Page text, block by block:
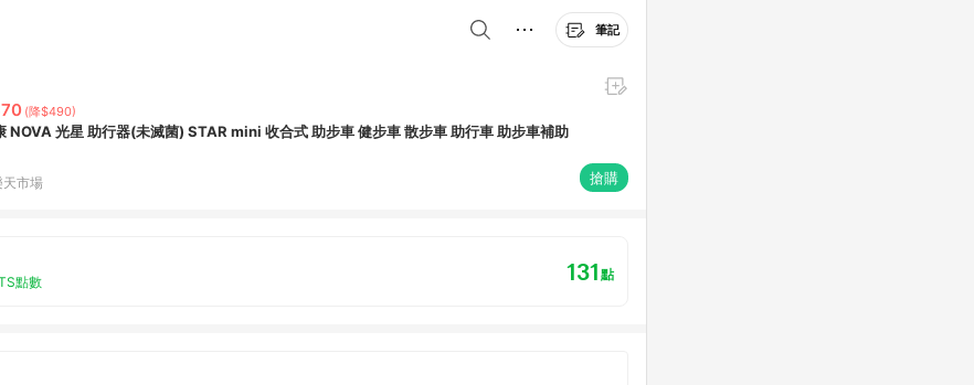
筆記
(降$490)
NOVA 光星 助行器(未滅菌) STAR mini 收合式 助步車 健步車 散步車 助行車 助步車補助
天市場 搶購
點數 131點